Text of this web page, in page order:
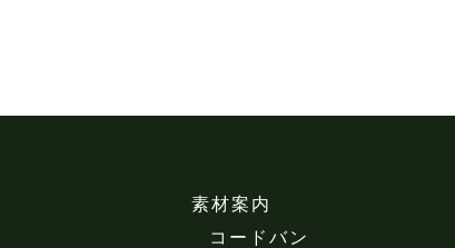
素材案内
コードバン